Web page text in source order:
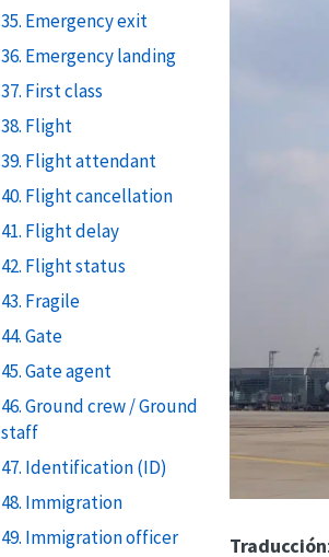
35. Emergency exit
36. Emergency landing
37. First class
38. Flight
39. Flight attendant
40. Flight cancellation
41. Flight delay
42. Flight status
43. Fragile
44. Gate
45. Gate agent
46. Ground crew / Ground
staff
47. Identification (ID)
48. Immigration
49. Immigration officer
Traducción